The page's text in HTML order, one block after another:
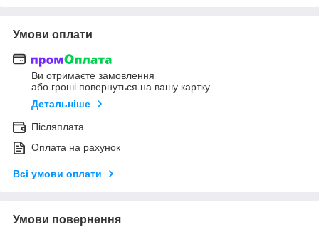
Умови оплати
Ви отримаєте замовлення
або гроші повернуться на вашу картку
Детальніше
Післяплата
Оплата на рахунок
Всі умови оплати
Умови повернення